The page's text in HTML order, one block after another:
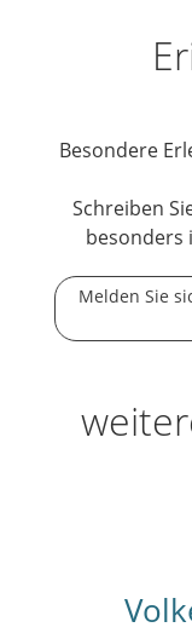
Besondere
Schreiben
besonders
Melden Sie